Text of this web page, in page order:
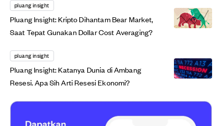
pluang insight
Pluang Insight: Kripto Dihantam Bear Market,
Saat Tepat Gunakan Dollar Cost Averaging?
pluang insight
Pluang Insight: Katanya Dunia di Ambang
Resesi. Apa Sih Arti Resesi Ekonomi?